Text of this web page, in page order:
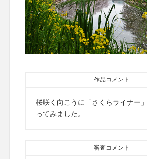
作品コメント
桜咲く向こうに「さくらライナー
ってみました。
審査コメント